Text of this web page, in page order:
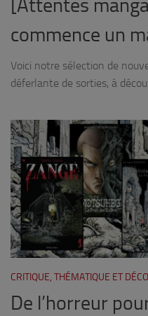
[Attentes
commence un
Voici notre sélection de
déferlante de sorties, à
CRITIQUE, THÉMATIQUE ET
De l’horreur